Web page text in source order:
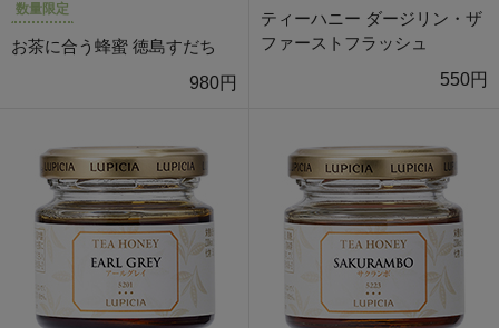
数量限定
お茶に合う蜂蜜 徳島すだち
980円
ティーハニー ダージリン・ザ
ファーストフラッシュ
550円